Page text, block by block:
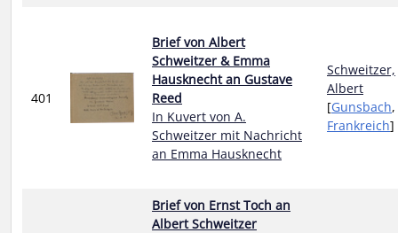
401
Brief von Albert
Schweitzer & Emma
Hausknecht an Gustave
Reed
In Kuvert von A.
Schweitzer mit Nachricht
an Emma Hausknecht
Schweitzer,
Albert
[Gunsbach,
Frankreich]
Brief von Ernst Toch an
Albert Schweitzer